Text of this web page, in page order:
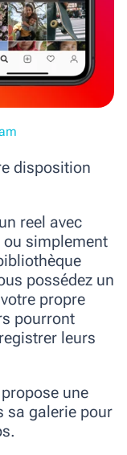
disposition
reel avec
simplement
possédez un
propre
pourront
leurs
une
sa galerie pour